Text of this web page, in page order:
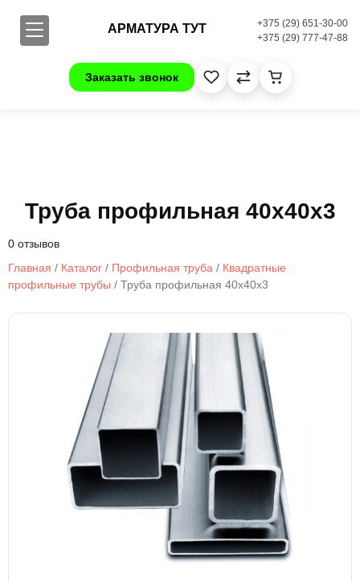
+375 (29) 651-30-00
+375 (29) 777-47-88
АРМАТУРА ТУТ
Заказать звонок
Труба профильная 40х40х3
0 отзывов
Главная / Каталог / Профильная труба / Квадратные
профильные трубы / Труба профильная 40х40х3